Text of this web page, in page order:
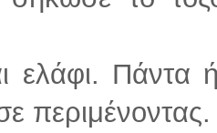
ελάφι.